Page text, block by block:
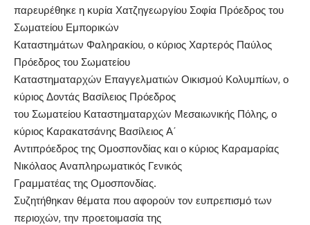
παρευρέθηκε η κυρία Χατζηγεωργίου Σοφία Πρόεδρος του
Σωματείου Εμπορικών
Καταστημάτων Φαληρακίου, ο κύριος Χαρτερός Παύλος
Πρόεδρος του Σωματείου
Καταστηματαρχών Επαγγελματιών Οικισμού Κολυμπίων, ο
κύριος Δοντάς Βασίλειος Πρόεδρος
του Σωματείου Καταστηματαρχών Μεσαιωνικής Πόλης, ο
κύριος Καρακατσάνης Βασίλειος Α΄
Αντιπρόεδρος της Ομοσπονδίας και ο κύριος Καραμαρίας
Νικόλαος Αναπληρωματικός Γενικός
Γραμματέας της Ομοσπονδίας.
Συζητήθηκαν θέματα που αφορούν τον ευπρεπισμό των
περιοχών, την προετοιμασία της